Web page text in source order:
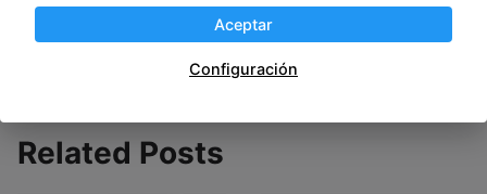
Related Posts
Aceptar
Configuración